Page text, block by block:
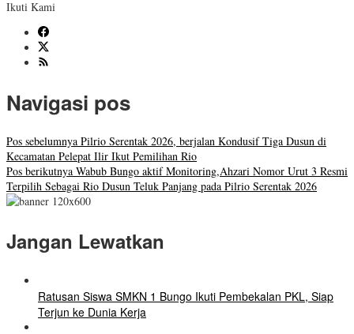
Ikuti Kami
Navigasi pos
Pos sebelumnya Pilrio Serentak 2026, berjalan Kondusif Tiga Dusun di
Kecamatan Pelepat Ilir Ikut Pemilihan Rio
Pos berikutnya Wabub Bungo aktif Monitoring,Ahzari Nomor Urut 3 Resmi
Terpilih Sebagai Rio Dusun Teluk Panjang pada Pilrio Serentak 2026
Jangan Lewatkan
Ratusan Siswa SMKN 1 Bungo Ikuti Pembekalan PKL, Siap
Terjun ke Dunia Kerja